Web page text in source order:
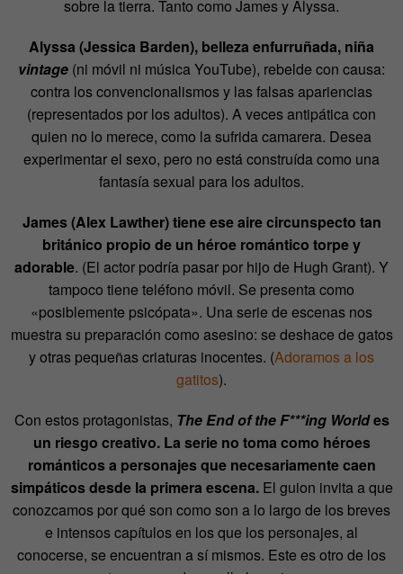
sobre la tierra. Tanto como James y Alyssa.
Alyssa (Jessica Barden), belleza enfurruñada, niña
vintage (ni móvil ni música YouTube), rebelde con causa:
contra los convencionalismos y las falsas apariencias
(representados por los adultos). A veces antipática con
quien no lo merece, como la sufrida camarera. Desea
experimentar el sexo, pero no está construída como una
fantasía sexual para los adultos.
James (Alex Lawther) tiene ese aire circunspecto tan
británico propio de un héroe romántico torpe y
adorable. (El actor podría pasar por hijo de Hugh Grant). Y
tampoco tiene teléfono móvil. Se presenta como
«posiblemente psicópata». Una serie de escenas nos
muestra su preparación como asesino: se deshace de gatos
y otras pequeñas criaturas inocentes. (Adoramos a los
gatitos).
Con estos protagonistas, The End of the F***ing Worldes
un riesgo creativo. La serie no toma como héroes
románticos a personajes que necesariamente caen
simpáticos desde la primera escena.El guion invita a que
conozcamos por qué son como son a lo largo de los breves
e intensos capítulos en los que los personajes, al
conocerse, se encuentran a sí mismos. Este es otro de los